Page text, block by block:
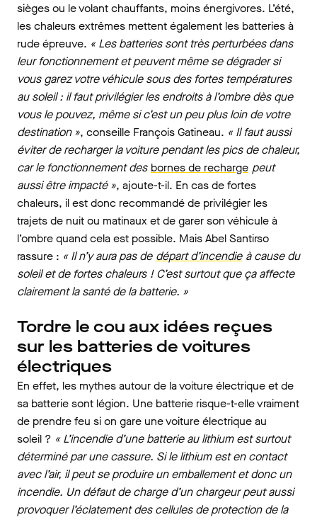
sièges ou le volant chauffants, moins énergivores. L’été,
les chaleurs extrêmes mettent également les batteries à
rude épreuve. « Les batteries sont très perturbées dans
leur fonctionnement et peuvent même se dégrader si
vous garez votre véhicule sous des fortes températures
au soleil : il faut privilégier les endroits à l’ombre dès que
vous le pouvez, même si c’est un peu plus loin de votre
destination », conseille François Gatineau. « Il faut aussi
éviter de recharger la voiture pendant les pics de chaleur,
car le fonctionnement des bornes de recharge peut
aussi être impacté », ajoute-t-il. En cas de fortes
chaleurs, il est donc recommandé de privilégier les
trajets de nuit ou matinaux et de garer son véhicule à
l’ombre quand cela est possible. Mais Abel Santirso
rassure : « Il n’y aura pas de départ d’incendie à cause du
soleil et de fortes chaleurs ! C’est surtout que ça affecte
clairement la santé de la batterie. »
Tordre le cou aux idées reçues
sur les batteries de voitures
électriques
En effet, les mythes autour de la voiture électrique et de
sa batterie sont légion. Une batterie risque-t-elle vraiment
de prendre feu si on gare une voiture électrique au
soleil ? « L’incendie d’une batterie au lithium est surtout
déterminé par une cassure. Si le lithium est en contact
avec l’air, il peut se produire un emballement et donc un
incendie. Un défaut de charge d’un chargeur peut aussi
provoquer l’éclatement des cellules de protection de la